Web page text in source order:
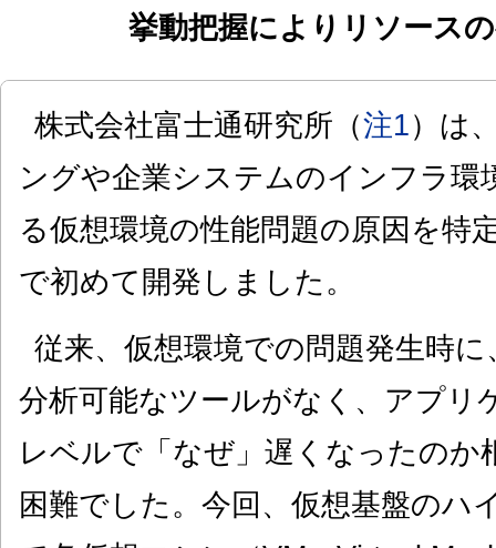
挙動把握によりリソース
株式会社富士通研究所（注1）は
ングや企業システムのインフラ環
る仮想環境の性能問題の原因を特
で初めて開発しました。
従来、仮想環境での問題発生時
分析可能なツールがなく、アプリ
レベルで「なぜ」遅くなったのか
困難でした。今回、仮想基盤のハ